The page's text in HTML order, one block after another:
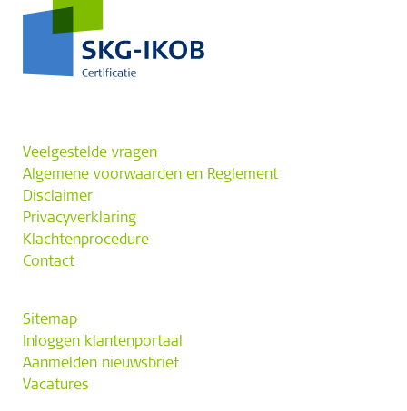
Veelgestelde vragen
Algemene voorwaarden en Reglement
Disclaimer
Privacyverklaring
Klachtenprocedure
Contact
Sitemap
Inloggen klantenportaal
Aanmelden nieuwsbrief
Vacatures